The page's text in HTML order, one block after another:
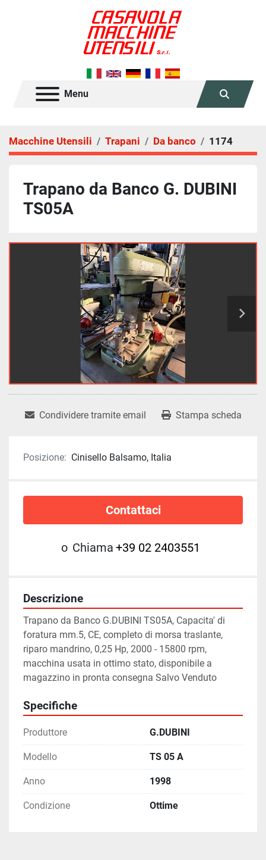
Menu
Cerca
Macchine Utensili Trapani Da banco 1174
Trapano da Banco G. DUBINI
TS05A
Condividere tramite email Stampa scheda
Posizione: Cinisello Balsamo, Italia
Contattaci
o Chiama +39 02 2403551
Descrizione
Trapano da Banco G.DUBINI TS05A, Capacita' di
foratura mm.5, CE, completo di morsa traslante,
riparo mandrino, 0,25 Hp, 2000 - 15800 rpm,
macchina usata in ottimo stato, disponibile a
magazzino in pronta consegna Salvo Venduto
Specifiche
Produttore G.DUBINI
Modello TS 05 A
Anno 1998
Condizione Ottime